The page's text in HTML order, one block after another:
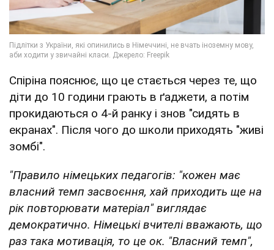
Спіріна пояснює, що це стається через те, що
діти до 10 години грають в ґаджети, а потім
прокидаються о 4-й ранку і знов "сидять в
екранах". Після чого до школи приходять "живі
зомбі".
"Правило німецьких педагогів: "кожен має
власний темп засвоєння, хай приходить ще на
рік повторювати матеріал" виглядає
демократично. Німецькі вчителі вважають, що
раз така мотивація, то це ок. "Власний темп",